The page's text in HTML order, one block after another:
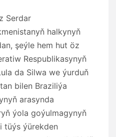
Serdar
halkynyň
şeýle hem hut öz
Respublikasynyň
da Silwa we ýurduň
bilen Braziliýa
arasynda
ýola goýulmagynyň
tüýs ýürekden